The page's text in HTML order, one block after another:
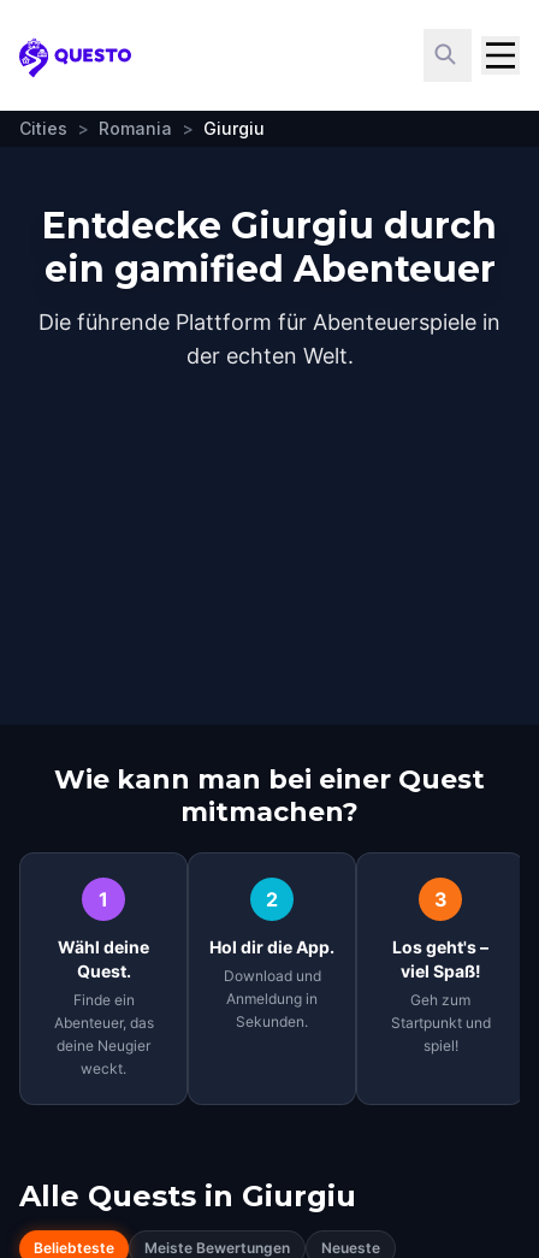
Questo
Cities > Romania > Giurgiu
Entdecke Giurgiu durch
ein gamified Abenteuer
Die führende Plattform für Abenteuerspiele in
der echten Welt.
Wie kann man bei einer Quest
mitmachen?
1
Wähl deine
Quest.
Finde ein
Abenteuer, das
deine Neugier
weckt.
2
Hol dir die App.
Download und
Anmeldung in
Sekunden.
3
Los geht's –
viel Spaß!
Geh zum
Startpunkt und
spiel!
Alle Quests in Giurgiu
Beliebteste Meiste Bewertungen
Neueste